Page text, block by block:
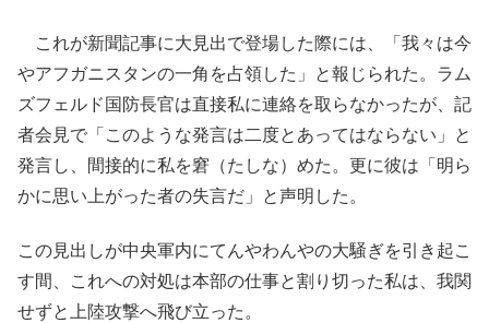
これが新聞記事に大見出で登場した際には、「我々は今
やアフガニスタンの一角を占領した」と報じられた。ラム
ズフェルド国防長官は直接私に連絡を取らなかったが、記
者会見で「このような発言は二度とあってはならない」と
発言し、間接的に私を窘（たしな）めた。更に彼は「明ら
かに思い上がった者の失言だ」と声明した。
この見出しが中央軍内にてんやわんやの大騒ぎを引き起こ
す間、これへの対処は本部の仕事と割り切った私は、我関
せずと上陸攻撃へ飛び立った。